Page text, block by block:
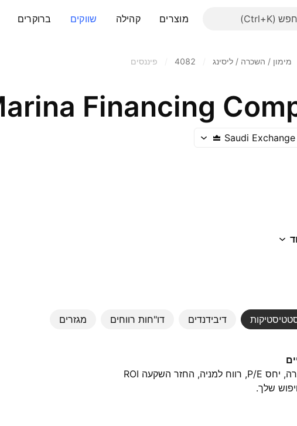
חפש מוצרים קהילה שווקים ברוקרים
מימון / השכרה / ליסינג 4082 פיננסים
Financing
Saudi Exchange
דיבידנדים דו"חות רווחים מגזרים
אם אתה רוצה לבדוק את שווי השוק של החברה, יחס P/E, רווח למניה, החזר השקעה ROI
שלך.